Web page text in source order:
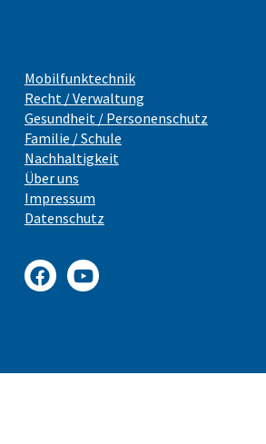
Mobilfunktechnik
Recht / Verwaltung
Gesundheit / Personenschutz
Familie / Schule
Nachhaltigkeit
Über uns
Impressum
Datenschutz